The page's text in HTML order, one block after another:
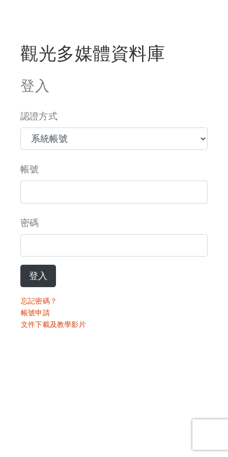
觀光多媒體資料庫
登入
認證方式
帳號
密碼
登入
忘記密碼？
帳號申請
文件下載及教學影片